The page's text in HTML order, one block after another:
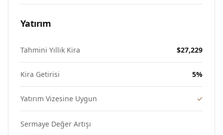
Yatırım
Tahmini Yıllık Kira $27,229
Kira Getirisi 5%
Yatırım Vizesine Uygun ✓
Sermaye Değer Artışı